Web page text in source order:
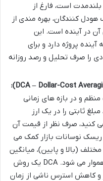
است، فارغ از
کنندگان، بهره مندی از
آن در آینده است. این
آینده پروژه دارد و برای
را صرف تحلیل و رصد روزانه
و در بازه های زمانی
ثابتی را در یک ارز
کنید، صرف نظر از قیمت آن
نوسانات بازار کمک می
(بالا و پایین)، میانگین
قیمت خرید شما در طول زمان هموار می شود. DCA یک روش
و کاهش استرس ناشی از زمان